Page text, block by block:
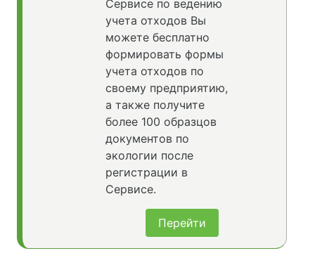
Сервисе по ведению
учета отходов Вы
можете бесплатно
формировать формы
учета отходов по
своему предприятию,
а также получите
более 100 образцов
документов по
экологии после
регистрации в
Сервисе.
Перейти